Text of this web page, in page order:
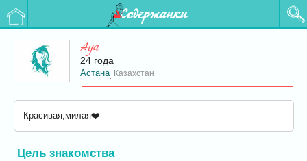
Содержанки
Aya
24 года
Астана Казахстан
Красивая,милая❤️
Цель знакомства